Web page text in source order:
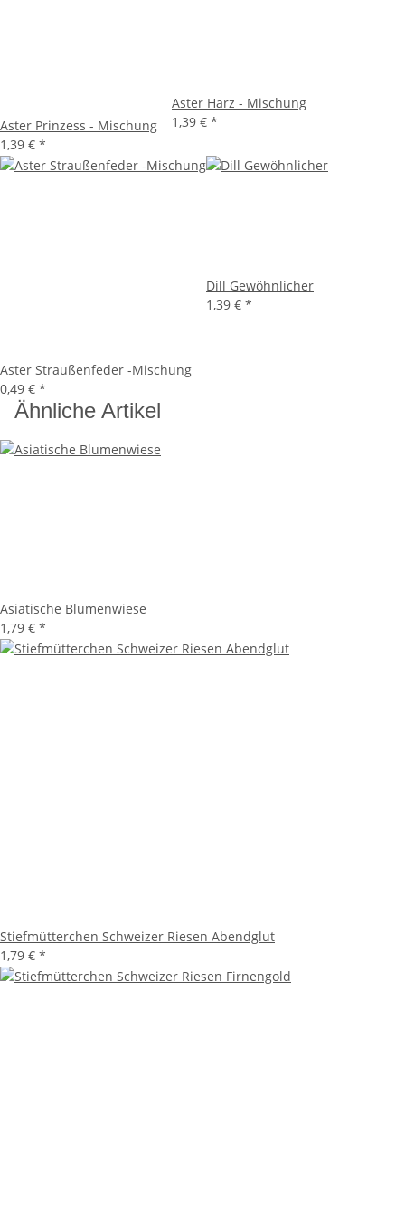
Aster Prinzess - Mischung
1,39 € *
Aster Harz - Mischung
1,39 € *
Aster Straußenfeder -Mischung
0,49 € *
Dill Gewöhnlicher
1,39 € *
Ähnliche Artikel
Asiatische Blumenwiese
1,79 € *
Stiefmütterchen Schweizer Riesen Abendglut
1,79 € *